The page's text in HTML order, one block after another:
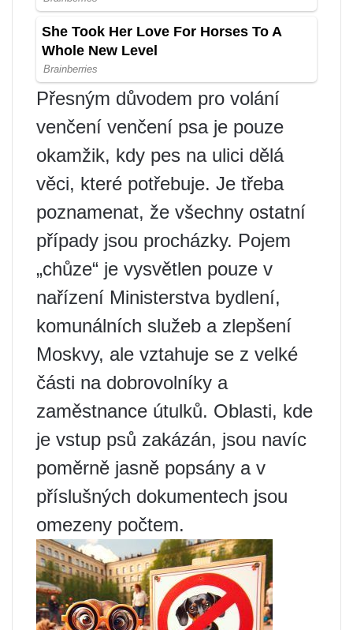
Přesným důvodem pro volání
venčení venčení psa je pouze
okamžik, kdy pes na ulici dělá
věci, které potřebuje. Je třeba
poznamenat, že všechny ostatní
případy jsou procházky. Pojem
„chůze“ je vysvětlen pouze v
nařízení Ministerstva bydlení,
komunálních služeb a zlepšení
Moskvy, ale vztahuje se z velké
části na dobrovolníky a
zaměstnance útulků. Oblasti, kde
je vstup psů zakázán, jsou navíc
poměrně jasně popsány a v
příslušných dokumentech jsou
omezeny počtem.